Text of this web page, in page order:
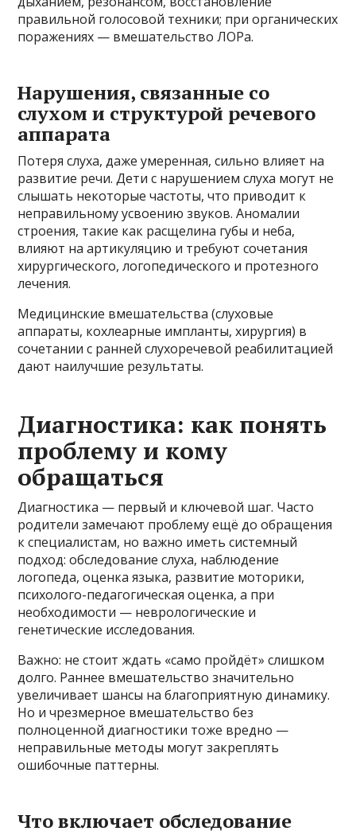
правильной голосовой техники; при органических
поражениях — вмешательство ЛОРа.
Нарушения, связанные со
слухом и структурой речевого
аппарата
Потеря слуха, даже умеренная, сильно влияет на
развитие речи. Дети с нарушением слуха могут не
слышать некоторые частоты, что приводит к
неправильному усвоению звуков. Аномалии
строения, такие как расщелина губы и неба,
влияют на артикуляцию и требуют сочетания
хирургического, логопедического и протезного
лечения.
Медицинские вмешательства (слуховые
аппараты, кохлеарные импланты, хирургия) в
сочетании с ранней слухоречевой реабилитацией
дают наилучшие результаты.
Диагностика: как понять
проблему и кому
обращаться
Диагностика — первый и ключевой шаг. Часто
родители замечают проблему ещё до обращения
к специалистам, но важно иметь системный
подход: обследование слуха, наблюдение
логопеда, оценка языка, развитие моторики,
психолого-педагогическая оценка, а при
необходимости — неврологические и
генетические исследования.
Важно: не стоит ждать «само пройдёт» слишком
долго. Раннее вмешательство значительно
увеличивает шансы на благоприятную динамику.
Но и чрезмерное вмешательство без
полноценной диагностики тоже вредно —
неправильные методы могут закреплять
ошибочные паттерны.
Что включает обследование